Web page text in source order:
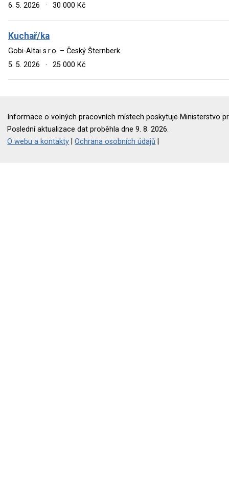
6. 5. 2026
· 30 000 Kč
Kuchař/ka
Gobi-Altai s.r.o. – Český Šternberk
5. 5. 2026
· 25 000 Kč
Informace o volných pracovních místech poskytuje Ministerstvo
Poslední aktualizace dat proběhla dne 9. 8. 2026.
O webu a kontakty |Ochrana osobních údajů